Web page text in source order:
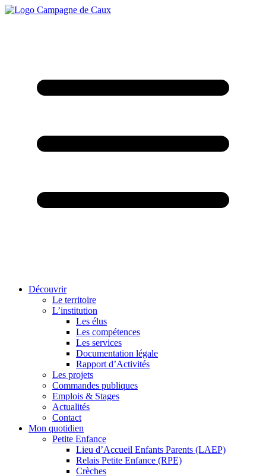
Découvrir
Le territoire
L’institution
Les élus
Les compétences
Les services
Documentation légale
Rapport d’Activités
Les projets
Commandes publiques
Emplois & Stages
Actualités
Contact
Mon quotidien
Petite Enfance
Lieu d’Accueil Enfants Parents (LAEP)
Relais Petite Enfance (RPE)
Crèches